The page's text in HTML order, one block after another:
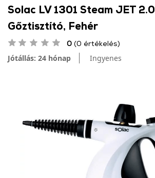
Solac LV 1301 Steam JET 2.0
Gőztisztító, Fehér
0 (0 értékelés)
Jótállás: 24 hónap Ingyenes